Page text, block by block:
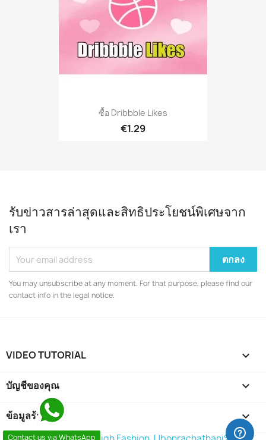
ซื้อ Dribbble Likes
€1.29
รับข่าวสารล่าสุดและสิทธิประโยชน์พิเศษจาก
เรา
You may unsubscribe at any moment. For that purpose, please find our
contact info in the legal notice.
VIDEO TUTORIAL 
บัญชีของคุณ 
ข้อมูลร้านค้า keyboard_arrow_down
Contact us via WhatsApp